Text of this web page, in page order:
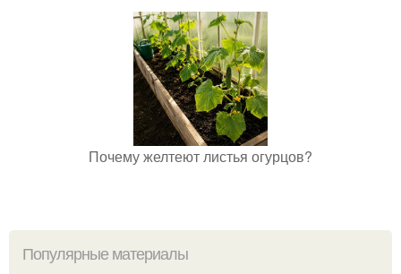
Почему желтеют листья огурцов?
Популярные материалы